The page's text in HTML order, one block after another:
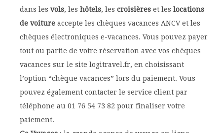
dans les vols, les hôtels, les croisières et les locations
de voiture accepte les chèques vacances ANCV et les
chèques électroniques e-vacances. Vous pouvez payer
tout ou partie de votre réservation avec vos chèques
vacances sur le site logitravel.fr, en choisissant
l’option “chèque vacances” lors du paiement. Vous
pouvez également contacter le service client par
téléphone au 01 76 54 73 82 pour finaliser votre
paiement.